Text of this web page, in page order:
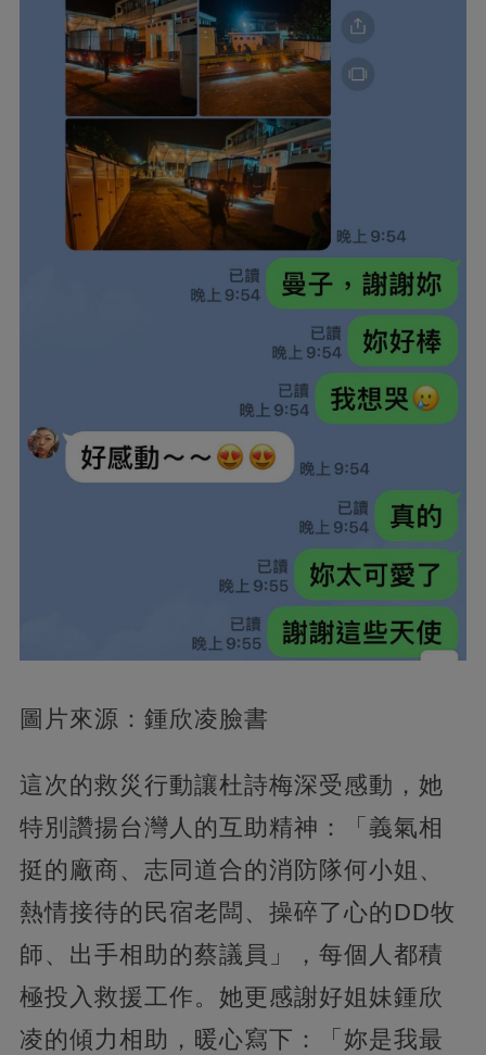
圖片來源：鍾欣凌臉書
這次的救災行動讓杜詩梅深受感動，她
特別讚揚台灣人的互助精神：「義氣相
挺的廠商、志同道合的消防隊何小姐、
熱情接待的民宿老闆、操碎了心的DD牧
師、出手相助的蔡議員」，每個人都積
極投入救援工作。她更感謝好姐妹鍾欣
凌的傾力相助，暖心寫下：「妳是我最